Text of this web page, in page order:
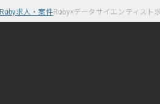
Ruby求人・案件Ruby×データサイエンティスト